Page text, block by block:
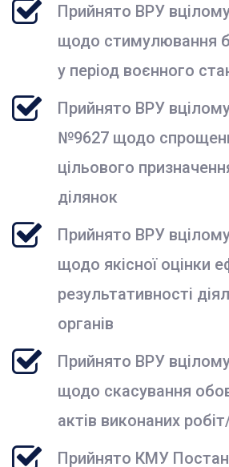
Прийнято ВРУ
щодо стимулювання
у період воєнного
Прийнято ВРУ
№9627 щодо
цільового
ділянок
Прийнято ВРУ
щодо якісної оцінки
результативності
органів
Прийнято ВРУ
щодо скасування
актів виконаних
Прийнято КМУ